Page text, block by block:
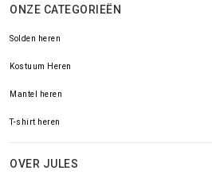
ONZE CATEGORIEËN
Solden heren
Kostuum Heren
Mantel heren
T-shirt heren
OVER JULES